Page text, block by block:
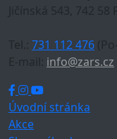
Jičínská 543, 742 58
Tel.: 731 112 476
E-mail: info@zars.cz
Úvodní stránka
Akce